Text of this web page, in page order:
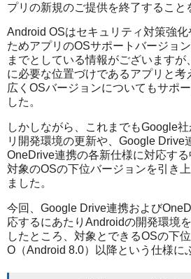
プリの新規のご提供を終了すること
Android OSはセキュリティ対策強
ためアプリのOSサポートバージョ
までとしている情報がございます
に必要な位置づけであるアプリと考
広くOSバージョンについてもサポ
した。
しかしながら、これまでもGoogle
リ開発環境の更新や、Google Drive
OneDrive連携の各新仕様に対応す
対象のOSの下位バージョンを引き
ました。
今回、Google Drive連携および
応するにあたりAndroidの開発環境
したところ、対象とできるOSの下
O（Android 8.0）以降という仕様に